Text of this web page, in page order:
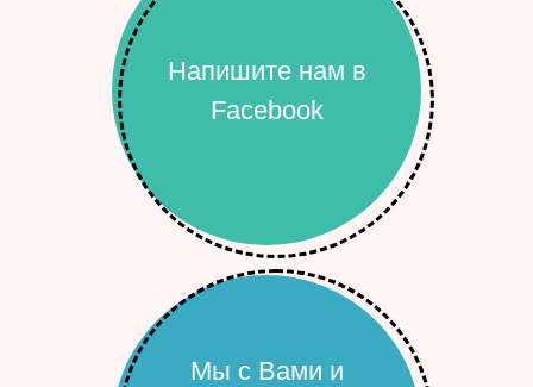
Напишите нам в
Facebook
Мы с Вами и